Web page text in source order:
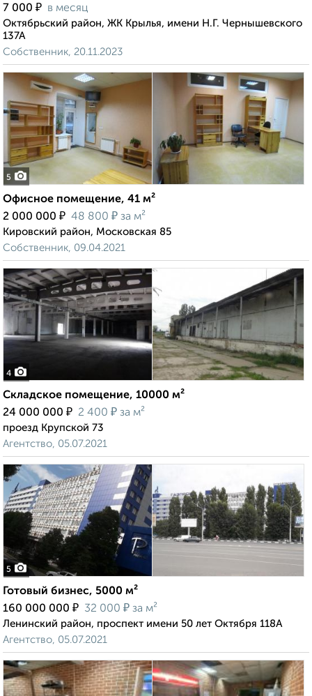
7 000 ₽ в месяц
Октябрьский район, ЖК Крылья, имени Н.Г. Чернышевского
137А
Собственник, 20.11.2023
5
Офисное помещение, 41 м²
2 000 000 ₽ 48 800 ₽ за м²
Кировский район, Московская 85
Собственник, 09.04.2021
4
Складское помещение, 10000 м²
24 000 000 ₽ 2 400 ₽ за м²
проезд Крупской 73
Агентство, 05.07.2021
5
Готовый бизнес, 5000 м²
160 000 000 ₽ 32 000 ₽ за м²
Ленинский район, проспект имени 50 лет Октября 118А
Агентство, 05.07.2021